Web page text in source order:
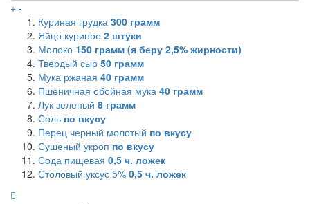
+ -
Куриная грудка 300 грамм
Яйцо куриное 2 штуки
Молоко 150 грамм (я беру 2,5% жирности)
Твердый сыр 50 грамм
Мука ржаная 40 грамм
Пшеничная обойная мука 40 грамм
Лук зеленый 8 грамм
Соль по вкусу
Перец черный молотый по вкусу
Сушеный укроп по вкусу
Сода пищевая 0,5 ч. ложек
Столовый уксус 5% 0,5 ч. ложек